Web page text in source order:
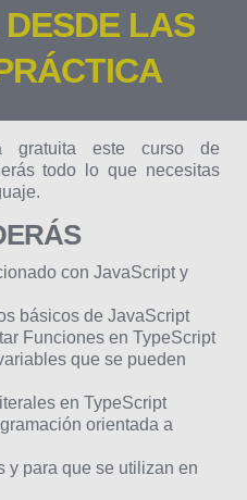
LAS
gratuita este curso de
todo lo que necesitas
con JavaScript y
básicos de JavaScript
Funciones en TypeScript
que se pueden
en TypeScript
orientada a
y para que se utilizan en